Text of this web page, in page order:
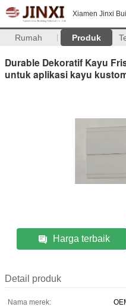
Xiamen Jinxi
Rumah Produk
Durable Dekoratif Kayu
untuk aplikasi kayu
Harga terbaik
Detail produk
Nama merek: